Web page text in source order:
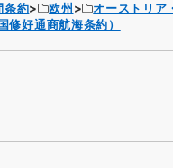
条約 欧州
オーストリア
修好通商航海条約）